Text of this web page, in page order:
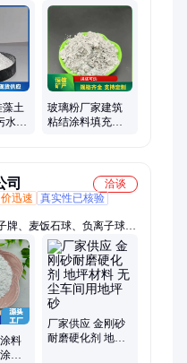
铝粉、萤石粉、碳酸钙、硫
藻土
处
玻璃粉厂家建筑
粘结涂料填充增
司
洽谈
迅速
真实性已核验
、麦饭石球、负离子球、
土、陶瓷片、电气石粉、陶
气石球、碳酸钙
料
料
厂家供应 金刚砂
耐磨硬化剂 地坪